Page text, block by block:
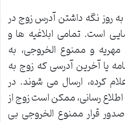
روز نگه داشتن آدرس زوج در
است. تمامی ابلاغیه ها و
و ممنوع الخروجی، به
یا آخرین آدرسی که زوج به
کرده، ارسال می شوند. در
رسانی، ممکن است زوج از
قرار ممنوع الخروجی بی